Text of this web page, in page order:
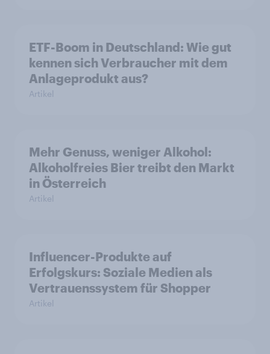
ETF-Boom in Deutschland: Wie gut
kennen sich Verbraucher mit dem
Anlageprodukt aus?
Artikel
Mehr Genuss, weniger Alkohol:
Alkoholfreies Bier treibt den Markt
in Österreich
Artikel
Influencer-Produkte auf
Erfolgskurs: Soziale Medien als
Vertrauenssystem für Shopper
Artikel